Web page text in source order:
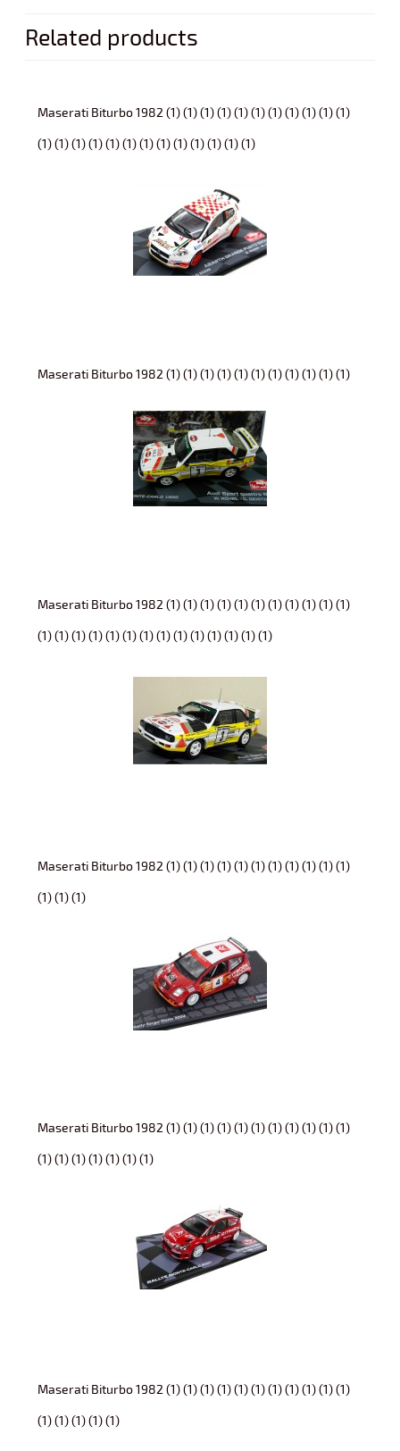
Related products
Maserati Biturbo 1982 (1) (1) (1) (1) (1) (1) (1) (1) (1) (1) (1)
(1) (1) (1) (1) (1) (1) (1) (1) (1) (1) (1) (1) (1)
Maserati Biturbo 1982 (1) (1) (1) (1) (1) (1) (1) (1) (1) (1) (1)
Maserati Biturbo 1982 (1) (1) (1) (1) (1) (1) (1) (1) (1) (1) (1)
(1) (1) (1) (1) (1) (1) (1) (1) (1) (1) (1) (1) (1) (1)
Maserati Biturbo 1982 (1) (1) (1) (1) (1) (1) (1) (1) (1) (1) (1)
(1) (1) (1)
Maserati Biturbo 1982 (1) (1) (1) (1) (1) (1) (1) (1) (1) (1) (1)
(1) (1) (1) (1) (1) (1) (1)
Maserati Biturbo 1982 (1) (1) (1) (1) (1) (1) (1) (1) (1) (1) (1)
(1) (1) (1) (1) (1)